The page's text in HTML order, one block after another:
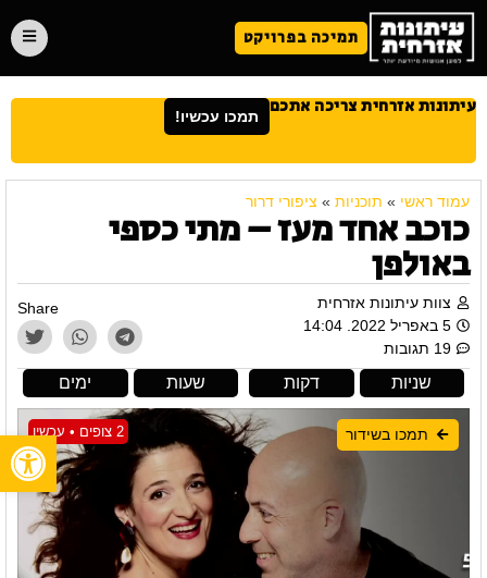
תמיכה בפרויקט
עיתונות אזרחית צריכה אתכם תמכו עכשיו!
עמוד ראשי » תוכניות » ציפורי דרור
כוכב אחד מעז – מתי כספי
באולפן
צוות עיתונות אזרחית
5 באפריל 2022. 14:04
19 תגובות
Share
ימים שעות דקות שניות
2 צופים • עכשיו תמכו בשידור